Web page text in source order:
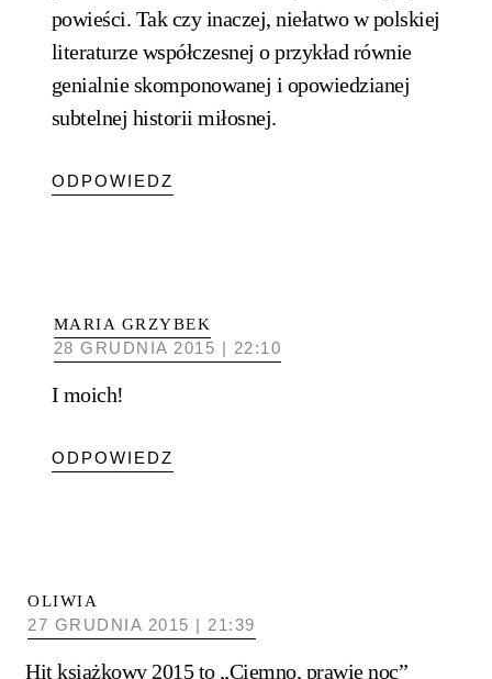
powieści. Tak czy inaczej, niełatwo w polskiej
literaturze współczesnej o przykład równie
genialnie skomponowanej i opowiedzianej
subtelnej historii miłosnej.
ODPOWIEDZ
MARIA GRZYBEK
28 GRUDNIA 2015 | 22:10
I moich!
ODPOWIEDZ
OLIWIA
27 GRUDNIA 2015 | 21:39
Hit książkowy 2015 to „Ciemno, prawie noc”